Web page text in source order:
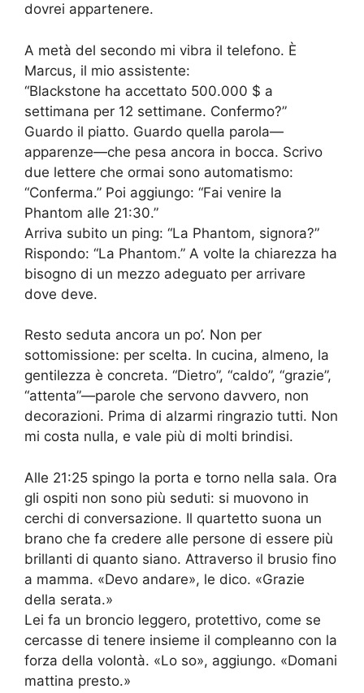
dovrei appartenere.
A metà del secondo mi vibra il telefono. È
Marcus, il mio assistente:
“Blackstone ha accettato 500.000 $ a
settimana per 12 settimane. Confermo?”
Guardo il piatto. Guardo quella parola—
apparenze—che pesa ancora in bocca. Scrivo
due lettere che ormai sono automatismo:
“Conferma.” Poi aggiungo: “Fai venire la
Phantom alle 21:30.”
Arriva subito un ping: “La Phantom, signora?”
Rispondo: “La Phantom.” A volte la chiarezza ha
bisogno di un mezzo adeguato per arrivare
dove deve.
Resto seduta ancora un po’. Non per
sottomissione: per scelta. In cucina, almeno, la
gentilezza è concreta. “Dietro”, “caldo”, “grazie”,
“attenta”—parole che servono davvero, non
decorazioni. Prima di alzarmi ringrazio tutti. Non
mi costa nulla, e vale più di molti brindisi.
Alle 21:25 spingo la porta e torno nella sala. Ora
gli ospiti non sono più seduti: si muovono in
cerchi di conversazione. Il quartetto suona un
brano che fa credere alle persone di essere più
brillanti di quanto siano. Attraverso il brusio fino
a mamma. «Devo andare», le dico. «Grazie
della serata.»
Lei fa un broncio leggero, protettivo, come se
cercasse di tenere insieme il compleanno con la
forza della volontà. «Lo so», aggiungo. «Domani
mattina presto.»